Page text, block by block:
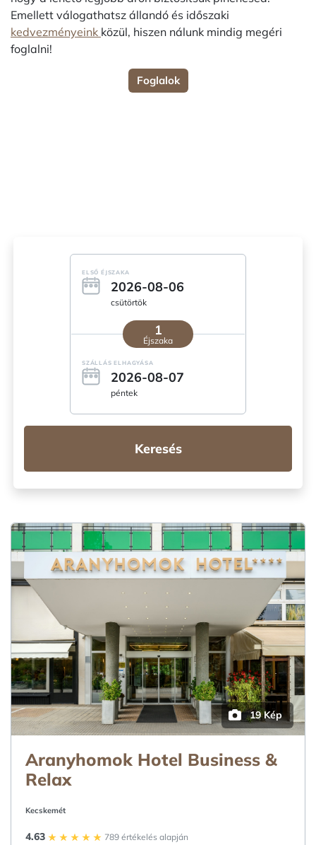
Emellett válogathatsz állandó és időszaki
kedvezményeink közül, hiszen nálunk mindig megéri
foglalni!
Foglalok
ELSŐ ÉJSZAKA
2026-08-06
csütörtök
1
Éjszaka
SZÁLLÁS ELHAGYÁSA
2026-08-07
péntek
Keresés
19 Kép
Aranyhomok Hotel Business &
Relax
Kecskemét
4.63 789 értékelés alapján